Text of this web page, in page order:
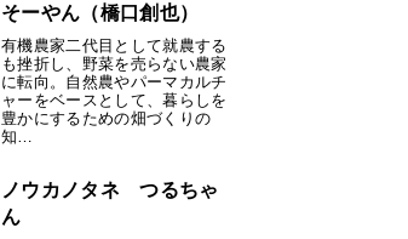
そーやん（橋口創也）
有機農家二代目として就農する
も挫折し、野菜を売らない農家
に転向。自然農やパーマカルチ
ャーをベースとして、暮らしを
豊かにするための畑づくりの
知…
ノウカノタネ つるちゃ
ん